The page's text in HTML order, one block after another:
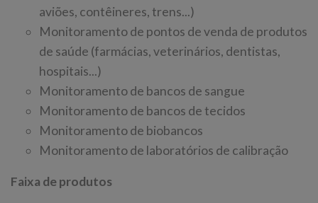
aviões, contêineres, trens...)
Monitoramento de pontos de venda de produtos
de saúde (farmácias, veterinários, dentistas,
hospitais...)
Monitoramento de bancos de sangue
Monitoramento de bancos de tecidos
Monitoramento de biobancos
Monitoramento de laboratórios de calibração
Faixa de produtos